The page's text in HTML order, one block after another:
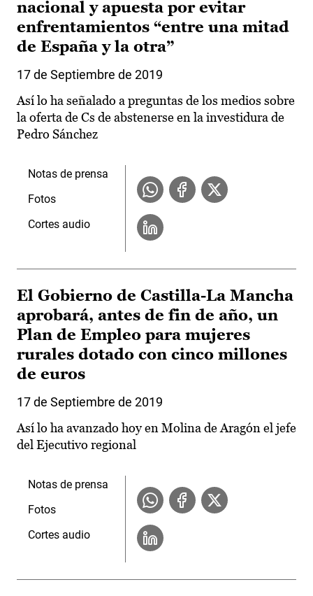
nacional y apuesta por evitar
enfrentamientos “entre una mitad
de España y la otra”
17 de Septiembre de 2019
Así lo ha señalado a preguntas de los medios sobre
la oferta de Cs de abstenerse en la investidura de
Pedro Sánchez
Notas de prensa
Fotos
Cortes audio
El Gobierno de Castilla-La Mancha
aprobará, antes de fin de año, un
Plan de Empleo para mujeres
rurales dotado con cinco millones
de euros
17 de Septiembre de 2019
Así lo ha avanzado hoy en Molina de Aragón el jefe
del Ejecutivo regional
Notas de prensa
Fotos
Cortes audio